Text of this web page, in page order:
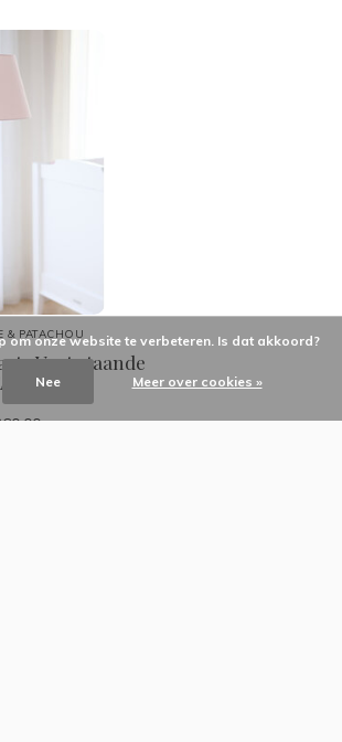
& PATACHOU
Voet staande
om onze website te verbeteren. Is dat akkoord?
Nee Meer over cookies »